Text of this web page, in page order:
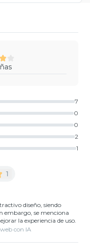
7
0
0
2
1
1
diseño, siendo
embargo, se menciona
la experiencia de uso.
con IA